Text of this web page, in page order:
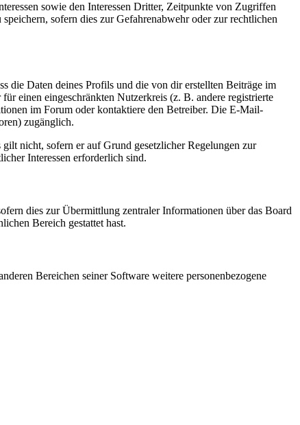
sowie den Interessen Dritter, Zeitpunkte von Zugriffen
sofern dies zur Gefahrenabwehr oder zur rechtlichen
die Daten deines Profils und die von dir erstellten Beiträge im
einen eingeschränkten Nutzerkreis (z. B. andere registrierte
im Forum oder kontaktiere den Betreiber. Die E-Mail-
zugänglich.
nicht, sofern er auf Grund gesetzlicher Regelungen zur
Interessen erforderlich sind.
dies zur Übermittlung zentraler Informationen über das Board
Bereich gestattet hast.
Bereichen seiner Software weitere personenbezogene